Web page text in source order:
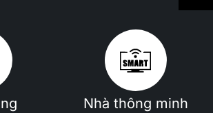
Nhà thông minh